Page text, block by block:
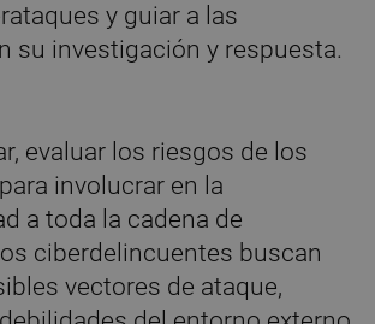
y guiar a las
su investigación y respuesta.
evaluar los riesgos de los
involucrar en la
a toda la cadena de
ciberdelincuentes buscan
vectores de ataque,